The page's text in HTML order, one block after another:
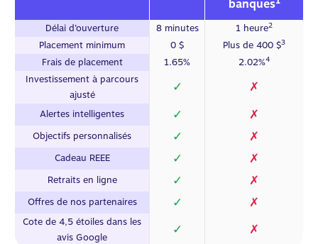
banques
Délai d’ouverture 8 minutes 1 heure2
Placement minimum 0 $ Plus de 400 $3
Frais de placement 1.65% 2.02%4
Investissement à parcours
ajusté
✓ ✗
Alertes intelligentes ✓ ✗
Objectifs personnalisés ✓ ✗
Cadeau REEE ✓ ✗
Retraits en ligne ✓ ✗
Offres de nos partenaires ✓ ✗
Cote de 4,5 étoiles dans les
avis Google
✓ ✗